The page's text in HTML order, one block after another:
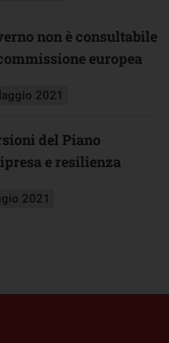
non è consultabile
europea
2021
del Piano
e resilienza
2021